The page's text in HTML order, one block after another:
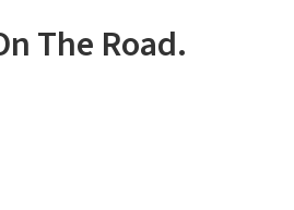
The Road.